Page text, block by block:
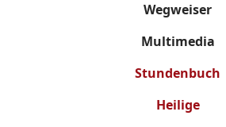
Wegweiser
Multimedia
Stundenbuch
Heilige